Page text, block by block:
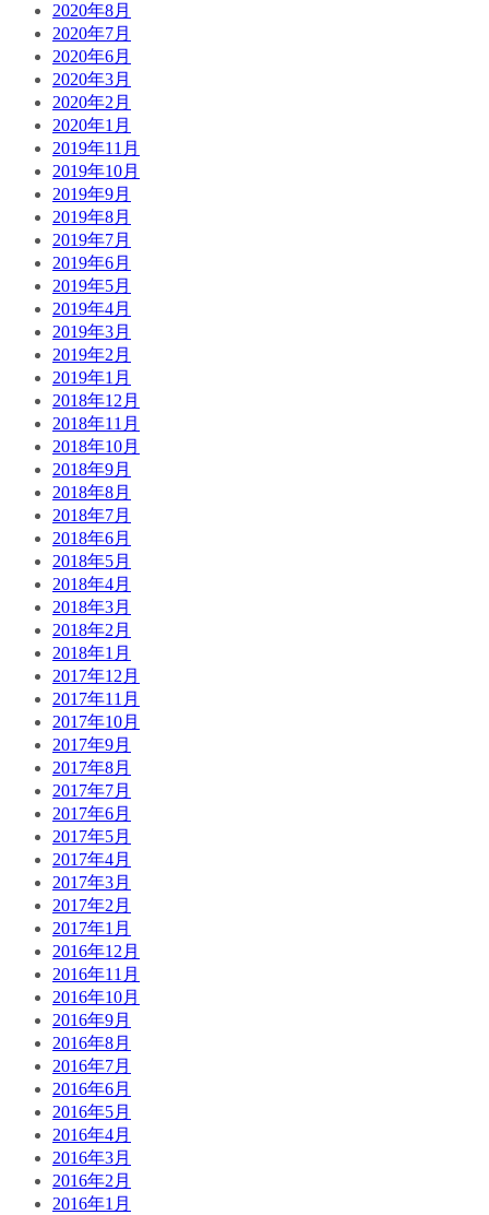
2020年8月
2020年7月
2020年6月
2020年3月
2020年2月
2020年1月
2019年11月
2019年10月
2019年9月
2019年8月
2019年7月
2019年6月
2019年5月
2019年4月
2019年3月
2019年2月
2019年1月
2018年12月
2018年11月
2018年10月
2018年9月
2018年8月
2018年7月
2018年6月
2018年5月
2018年4月
2018年3月
2018年2月
2018年1月
2017年12月
2017年11月
2017年10月
2017年9月
2017年8月
2017年7月
2017年6月
2017年5月
2017年4月
2017年3月
2017年2月
2017年1月
2016年12月
2016年11月
2016年10月
2016年9月
2016年8月
2016年7月
2016年6月
2016年5月
2016年4月
2016年3月
2016年2月
2016年1月